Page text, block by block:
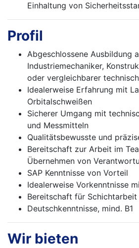
Einhaltung von
Profil
Abgeschlossene Ausbildung
Industriemechaniker,
oder vergleichbarer
Idealerweise Erfahrung mit
Orbitalschweißen
Sicherer Umgang mit
und Messmitteln
Qualitätsbewusste und
Bereitschaft zur Arbeit im
Übernehmen von
SAP Kenntnisse von Vorteil
Idealerweise Vorkenntnisse
Bereitschaft für Schichtarbeit
Deutschkenntnisse, mind. B1
Wir bieten